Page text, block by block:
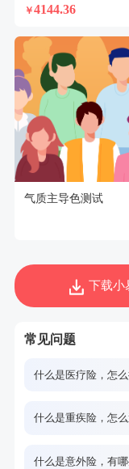
￥4144.36
气质主导色测试
下载小
常见问题
什么是医疗险，怎
什么是重疾险，怎
什么是意外险，有